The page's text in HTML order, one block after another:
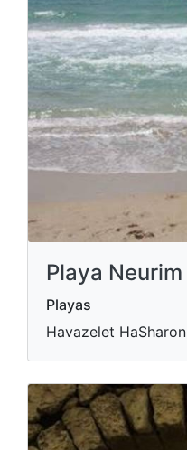
Playa Neurim
Playas
Havazelet HaSharon